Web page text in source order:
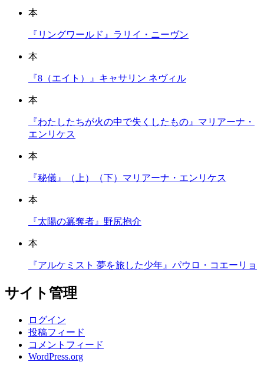
本
『リングワールド』ラリイ・ニーヴン
本
『8（エイト）』キャサリン ネヴィル
本
『わたしたちが火の中で失くしたもの』マリアーナ・
エンリケス
本
『秘儀』（上）（下）マリアーナ・エンリケス
本
『太陽の簒奪者』野尻抱介
本
『アルケミスト 夢を旅した少年』パウロ・コエーリョ
サイト管理
ログイン
投稿フィード
コメントフィード
WordPress.org